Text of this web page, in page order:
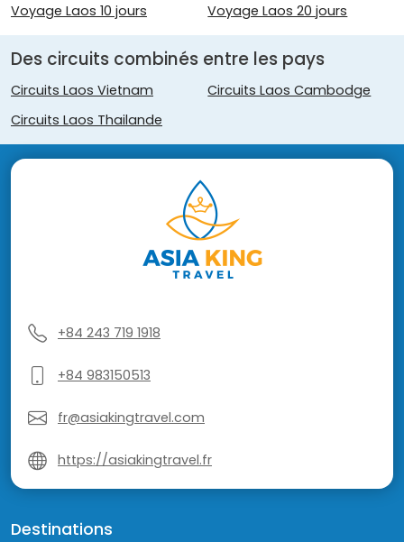
Voyage Laos 10 jours
Voyage Laos 20 jours
Des circuits combinés entre les pays
Circuits Laos Vietnam
Circuits Laos Cambodge
Circuits Laos Thailande
+84 243 719 1918
+84 983150513
fr@asiakingtravel.com
https://asiakingtravel.fr
Destinations